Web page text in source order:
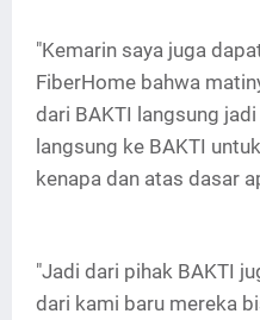
"Kemarin saya juga
FiberHome bahwa
dari BAKTI langsung
langsung ke BAKTI
kenapa dan atas dasar
"Jadi dari pihak BAKTI
dari kami baru mereka